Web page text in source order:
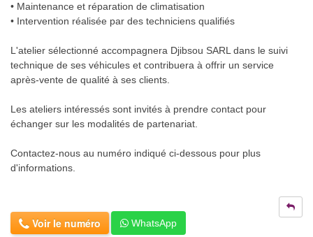
• Maintenance et réparation de climatisation
• Intervention réalisée par des techniciens qualifiés
L'atelier sélectionné accompagnera Djibsou SARL dans le suivi
technique de ses véhicules et contribuera à offrir un service
après-vente de qualité à ses clients.
Les ateliers intéressés sont invités à prendre contact pour
échanger sur les modalités de partenariat.
Contactez-nous au numéro indiqué ci-dessous pour plus
d'informations.
Voir le numéro WhatsApp